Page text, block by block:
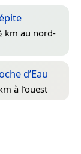
km au nord-
d’Eau
à l’ouest